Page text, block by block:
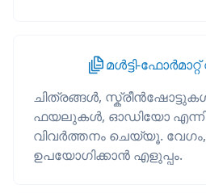
മൾട്ടി-
ചിത്രങ്ങൾ,
ഫയലുകൾ, ഓഡിയോ
വിവർത്തനം ചെയ്യൂ.
ഉപയോഗിക്കാൻ എളുപ്പം.